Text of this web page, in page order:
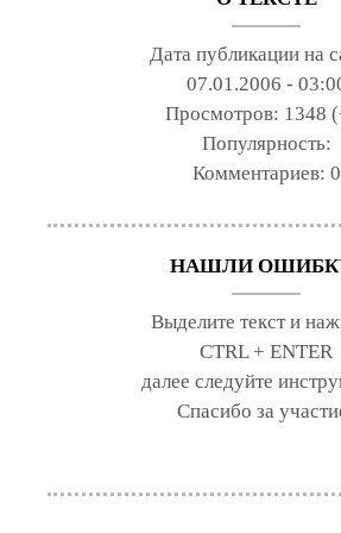
Дата публикации на
07.01.2006 -
Просмотров: 1348
Популярность:
Комментариев: 0
НАШЛИ
Выделите текст и
CTRL + ENTER
далее следуйте
Спасибо за